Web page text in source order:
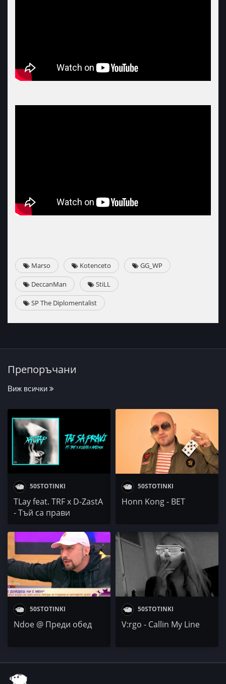
Marso Kotenceto GG_WP
DeccanMan StiLL
SP The Diplomentalist
Препоръчани
Виж всички
50STOTINKI
TLay feat. TRF x D-ZastA
- Тъй са прави
50STOTINKI
Honn Kong - BET
50STOTINKI
Ndoe @ Преди обед
50STOTINKI
V:rgo - Callin My Line